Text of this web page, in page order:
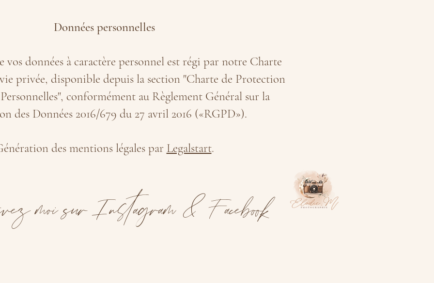
Données personnelles
vos données à caractère personnel est régi par notre Charte
privée, disponible depuis la section "Charte de Protection
conformément au Règlement Général sur la
des Données 2016/679 du 27 avril 2016 («RGPD»).
des mentions légales par Legalstart.
moi sur Instagram & Facebook